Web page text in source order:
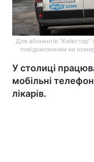
Для абонентів
повідомленням на
У столиці
мобільні
лікарів.